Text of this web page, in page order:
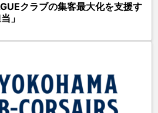
クラブの集客最大化を支援す
」